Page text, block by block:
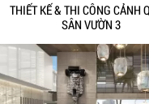
THIẾT KẾ & THI CÔNG CẢNH
SÂN VƯỜN 3